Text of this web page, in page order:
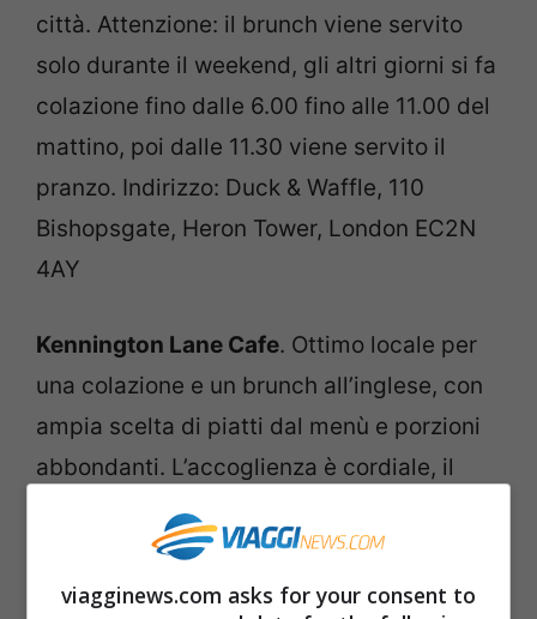
città. Attenzione: il brunch viene servito
solo durante il weekend, gli altri giorni si fa
colazione fino dalle 6.00 fino alle 11.00 del
mattino, poi dalle 11.30 viene servito il
pranzo. Indirizzo: Duck & Waffle, 110
Bishopsgate, Heron Tower, London EC2N
4AY
Kennington Lane Cafe. Ottimo locale per
una colazione e un brunch all’inglese, con
ampia scelta di piatti dal menù e porzioni
abbondanti. L’accoglienza è cordiale, il
servizio veloce e i prezzi contenuti. Si
trova nei pressi del Tamigi, vicino alla
stazione di Vauxhall. Indirizzo: Kennington
viagginews.com asks for your consent to